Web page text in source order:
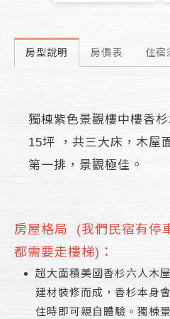
房型說明 房價表 住宿
獨棟紫色景觀樓中樓香
15坪 ，共三大床，木屋
第一排，景觀極佳 。
房屋格局 (我們民宿有停
都需要走樓梯)：
超大面積美國香杉六人木
建材裝修而成，香杉本身
住時即可親自體驗。獨棟